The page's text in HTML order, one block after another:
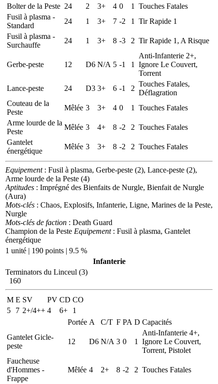
Bolter de la Peste 24 2 3+ 4 0 1
Touches Fatales
Fusil à plasma -
Standard
24 1 3+ 7 -2 1
Tir Rapide 1
Fusil à plasma -
Surchauffe
24 1 3+ 8 -3 2 Tir Rapide 1, A Risque
Gerbe-peste 12 D6 N/A 5 -1 1
Anti-Infanterie 2+,
Ignore Le Couvert,
Torrent
Lance-peste
24 D3 3+ 6 -1 2
Touches Fatales,
Déflagration
Couteau de la
Peste
Mêlée 3 3+ 4 0 1
Touches Fatales
Arme lourde de la
Peste
Mêlée 3 4+ 8 -2 2 Touches Fatales
Gantelet
énergétique
Mêlée 3 3+ 8 -2 2 Touches Fatales
Equipement: Fusil à plasma, Gerbe-peste (2), Lance-peste (2),
Arme lourde de la Peste (4)
Aptitudes : Imprégné des Bienfaits de Nurgle, Bienfait de Nurgle
(Aura)
Mots-clés : Chaos, Explosifs, Infanterie, Ligne, Marines de la Peste,
Nurgle
Mots-clés de faction : Death Guard
Champion de la Peste Equipement: Fusil à plasma, Gantelet
énergétique
1 unité | 190 points | 9.5 %
Infanterie
Terminators du Linceul (3)
160
M E SV PV CD CO
5
7 2+/4++ 4 6+
1
Portée A C/T F PA D Capacités
Gantelet Gicle-
peste
12 D6 N/A 3 0 1
Anti-Infanterie 4+,
Ignore Le Couvert,
Torrent, Pistolet
Faucheuse
d'Hommes -
Frappe
Mêlée 4 2+ 8 -2 2 Touches Fatales